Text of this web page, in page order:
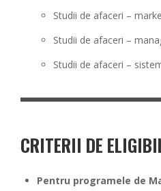
Studii de afaceri –
Studii de afaceri –
Studii de afaceri –
CRITERII DE
Pentru programele de